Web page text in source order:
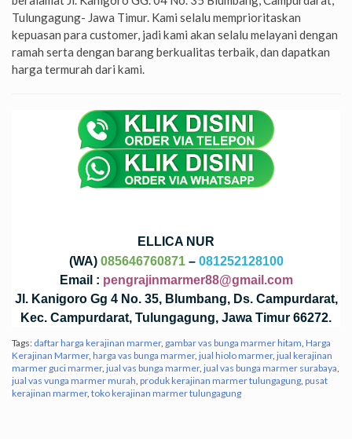
Tulungagung- Jawa Timur. Kami selalu memprioritaskan
kepuasan para customer, jadi kami akan selalu melayani dengan
ramah serta dengan barang berkualitas terbaik, dan dapatkan
harga termurah dari kami.
ELLICA NUR
(WA) 085646760871– 081252128100
Email : pengrajinmarmer88@gmail.com
Jl. Kanigoro Gg 4 No. 35, Blumbang, Ds. Campurdarat,
Kec. Campurdarat, Tulungagung, Jawa Timur 66272.
Tags: daftar harga kerajinan marmer, gambar vas bunga marmer hitam, Harga
Kerajinan Marmer, harga vas bunga marmer, jual hiolo marmer, jual kerajinan
marmer guci marmer, jual vas bunga marmer, jual vas bunga marmer surabaya,
jual vas vunga marmer murah, produk kerajinan marmer tulungagung, pusat
kerajinan marmer, toko kerajinan marmer tulungagung